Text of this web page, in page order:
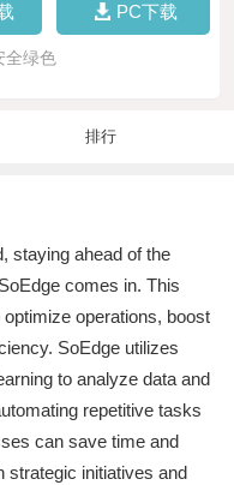
PC下载
全绿色
排行
staying ahead of the
comes in. This
operations, boost
SoEdge utilizes
to analyze data and
repetitive tasks
can save time and
strategic initiatives and